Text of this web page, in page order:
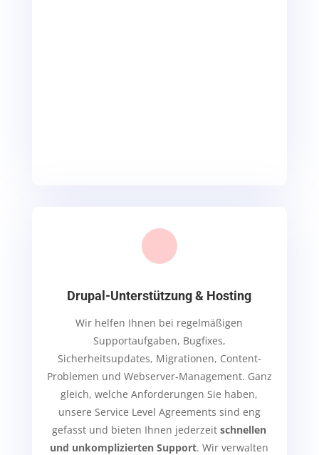
Drupal-Unterstützung & Hosting
Wir helfen Ihnen bei regelmäßigen
Supportaufgaben, Bugfixes,
Sicherheitsupdates, Migrationen, Content-
Problemen und Webserver-Management. Ganz
gleich, welche Anforderungen Sie haben,
unsere Service Level Agreements sind eng
gefasst und bieten Ihnen jederzeitschnellen
und unkomplizierten Support. Wir verwalten